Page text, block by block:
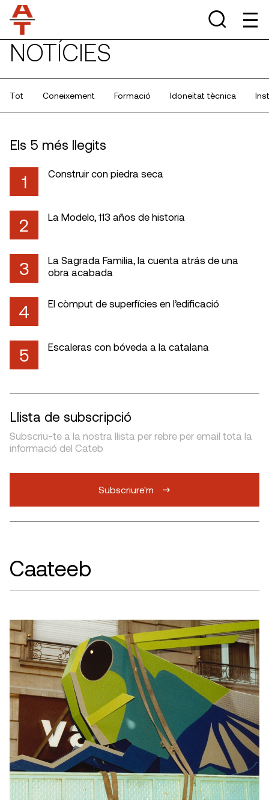
NOTÍCIES
Tot Coneixement Formació Idoneïtat tècnica
Els 5 més llegits
1 Construir con piedra seca
2 La Modelo, 113 años de historia
3
La Sagrada Familia, la cuenta atrás de una
obra acabada
4 El còmput de superfícies en l’edificació
5 Escaleras con bóveda a la catalana
Llista de subscripció
Subscriu-te a la nostra llista per rebre per email tota la
informació del Cateb
Subscriure'm
Caateeb